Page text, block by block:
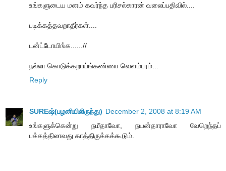
உங்களுடைய மனம் கவர்ந்த பரிசல்காரன் வலைப்பதிவில்....
படிக்கத்தவறாதீர்கள்....
டன்ட்டோயிங்க......//
நல்லா கொடுக்கறாய்ங்கண்ணா வெளம்பரம்...
Reply
SUREஷ்(பழனியிலிருந்து) December 2, 2008 at 8:19 AM
உங்களுக்கென்று நமீதாவோ, நயன்தாராவோ வேறெந்தப்
பக்கத்திலாவது காத்திருக்கக்கூடும்.